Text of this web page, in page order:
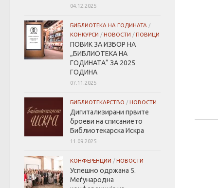
04.12.2025
БИБЛИОТЕКА НА ГОДИНАТА /
КОНКУРСИ /НОВОСТИ /ПОВИЦИ
ПОВИК ЗА ИЗБОР НА
„БИБЛИОТЕКА НА
ГОДИНАТА“ ЗА 2025
ГОДИНА
07.11.2025
БИБЛИОТЕКАРСТВО /НОВОСТИ
Дигитализирани првите
броеви на списанието
Библиотекарска Искра
11.09.2025
КОНФЕРЕНЦИИ /НОВОСТИ
Успешно одржана 5.
Меѓународна